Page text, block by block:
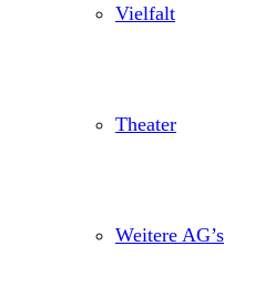
Vielfalt
Theater
Weitere AG’s